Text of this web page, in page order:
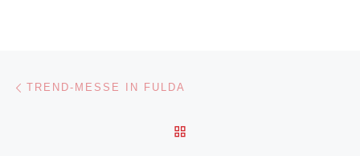
Beitragsnavigation
TREND-MESSE IN FULDA